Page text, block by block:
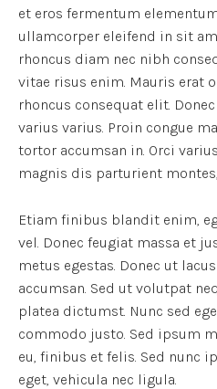
et eros fermentum
ullamcorper eleifend in sit
rhoncus diam nec nibh
vitae risus enim. Mauris erat
rhoncus consequat elit.
varius varius. Proin congue
tortor accumsan in. Orci
magnis dis parturient
Etiam finibus blandit enim,
vel. Donec feugiat massa et
metus egestas. Donec ut
accumsan. Sed ut volutpat
platea dictumst. Nunc sed
commodo justo. Sed ipsum
eu, finibus et felis. Sed nunc
eget, vehicula nec ligula.